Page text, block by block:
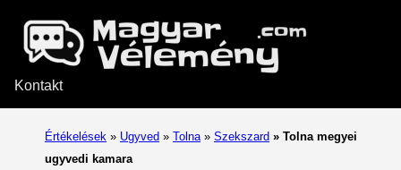
Kontakt
Értékelések » Ugyved » Tolna » Szekszard » Tolna megyei
ugyvedi kamara